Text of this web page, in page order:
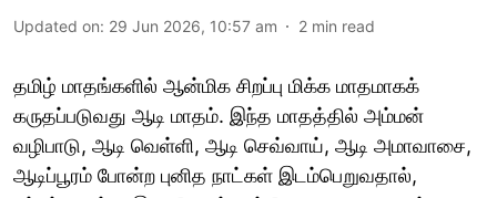
Updated on: 29 Jun 2026, 10:57 am 2 min read
தமிழ் மாதங்களில் ஆன்மிக சிறப்பு மிக்க மாதமாகக்
கருதப்படுவது ஆடி மாதம். இந்த மாதத்தில் அம்மன்
வழிபாடு, ஆடி வெள்ளி, ஆடி செவ்வாய், ஆடி அமாவாசை,
ஆடிப்பூரம் போன்ற புனித நாட்கள் இடம்பெறுவதால்,